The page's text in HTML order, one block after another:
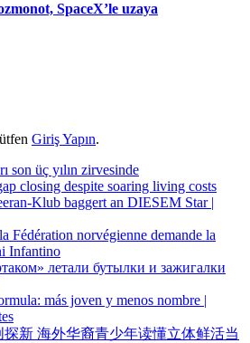
SpaceX’le uzaya
Giriş Yapın.
son üç yılın zirvesinde
closing despite soaring living costs
Klub baggert an DIESEM Star |
Fédération norvégienne demande la
Infantino
летали бутылки и зажигалки
más joven y menos nombre |
新 海外华裔青少年读懂立体鲜活当